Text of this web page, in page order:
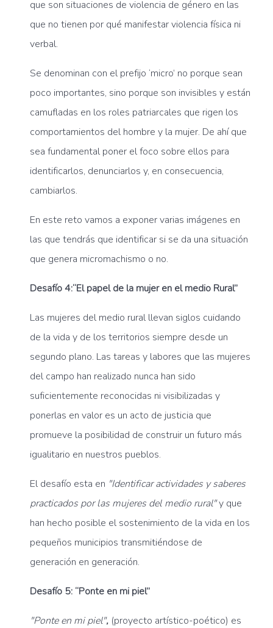
que son situaciones de violencia de género en las
que no tienen por qué manifestar violencia física ni
verbal.
Se denominan con el prefijo ‘micro’ no porque sean
poco importantes, sino porque son invisibles y están
camufladas en los roles patriarcales que rigen los
comportamientos del hombre y la mujer. De ahí que
sea fundamental poner el foco sobre ellos para
identificarlos, denunciarlos y, en consecuencia,
cambiarlos.
En este reto vamos a exponer varias imágenes en
las que tendrás que identificar si se da una situación
que genera micromachismo o no.
Desafío 4:“El papel de la mujer en el medio Rural”
Las mujeres del medio rural llevan siglos cuidando
de la vida y de los territorios siempre desde un
segundo plano. Las tareas y labores que las mujeres
del campo han realizado nunca han sido
suficientemente reconocidas ni visibilizadas y
ponerlas en valor es un acto de justicia que
promueve la posibilidad de construir un futuro más
igualitario en nuestros pueblos.
El desafío esta en "Identificar actividades y saberes
practicados por las mujeres del medio rural"y que
han hecho posible el sostenimiento de la vida en los
pequeños municipios transmitiéndose de
generación en generación.
Desafío 5: “Ponte en mi piel”
"Ponte en mi piel", (proyecto artístico-poético) es